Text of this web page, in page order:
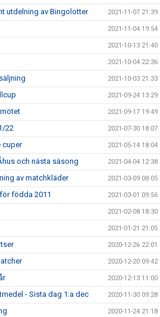
utdelning av Bingolotter 2021-11-07 21:39
2021-11-04 19:54
2021-10-13 21:40
2021-10-04 22:36
2021-10-03 21:33
2021-09-24 13:29
2021-09-17 19:49
22 2021-07-30 18:07
cuper 2021-05-14 18:04
och nästa säsong 2021-04-04 12:38
av matchkläder 2021-03-09 08:05
födda 2011 2021-03-01 09:56
2021-02-08 18:30
2021-01-21 21:05
2020-12-26 22:01
2020-12-20 09:42
2020-12-13 11:00
- Sista dag 1:a dec 2020-11-30 09:28
2020-11-24 21:18